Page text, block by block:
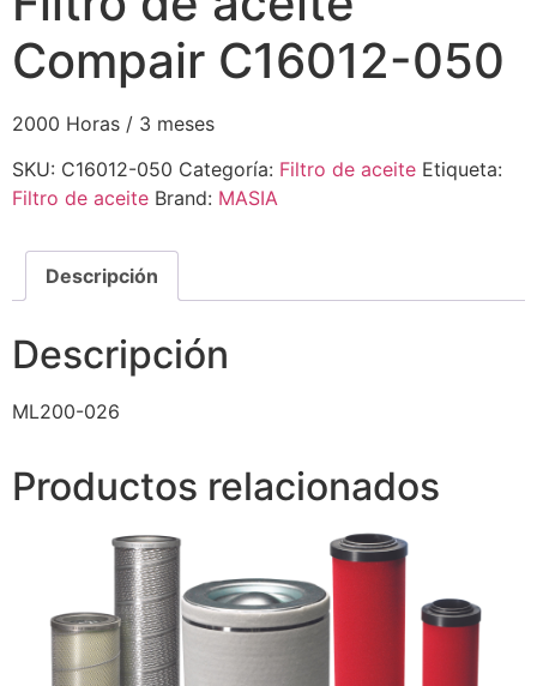
Compair C16012-050
2000 Horas / 3 meses
SKU: C16012-050 Categoría: Filtro de aceite Etiqueta:
Filtro de aceite Brand: MASIA
Descripción
Descripción
ML200-026
Productos relacionados